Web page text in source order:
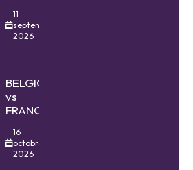
11
septembre
2026
BELGIQUE
vs
FRANCE
16
octobre
2026